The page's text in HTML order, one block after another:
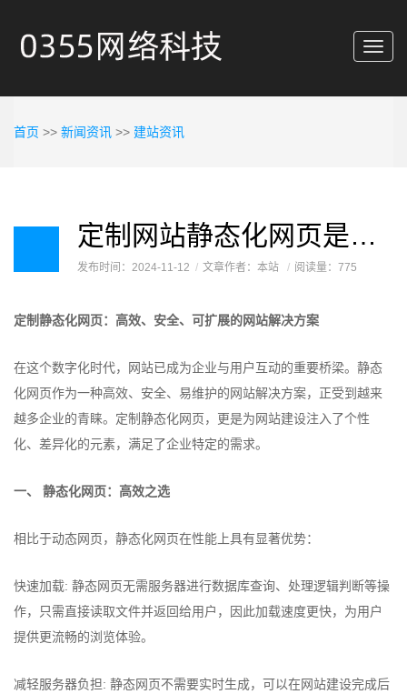
首页 >> 新闻资讯 >> 建站资讯
定制网站静态化网页是怎样的呢？
发布时间：2024-11-12 文章作者：本站 阅读量：775
定制静态化网页：高效、安全、可扩展的网站解决方案
在这个数字化时代，网站已成为企业与用户互动的重要桥梁。静态
化网页作为一种高效、安全、易维护的网站解决方案，正受到越来
越多企业的青睐。定制静态化网页，更是为网站建设注入了个性
化、差异化的元素，满足了企业特定的需求。
一、 静态化网页：高效之选
相比于动态网页，静态化网页在性能上具有显著优势：
快速加载: 静态网页无需服务器进行数据库查询、处理逻辑判断等操
作，只需直接读取文件并返回给用户，因此加载速度更快，为用户
提供更流畅的浏览体验。
减轻服务器负担: 静态网页不需要实时生成，可以在网站建设完成后